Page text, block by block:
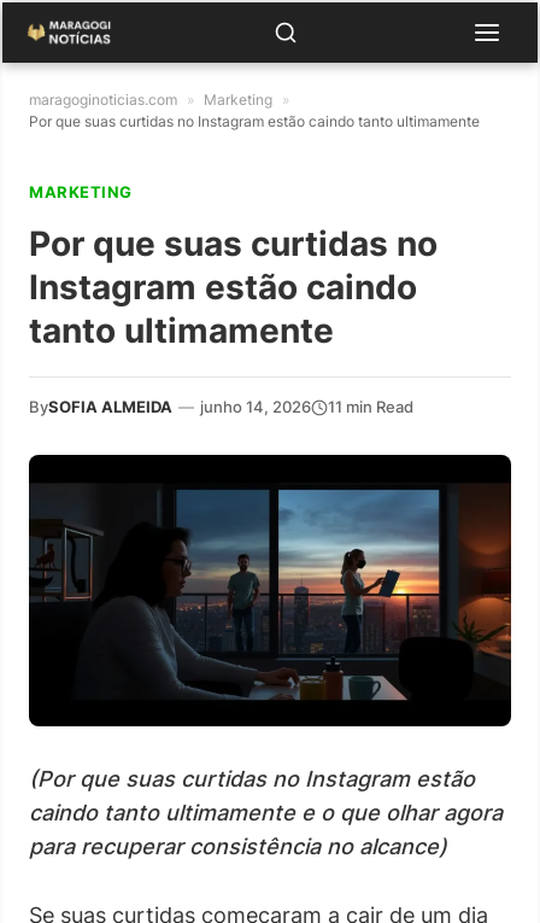
maragoginoticias.com » Marketing »
Por que suas curtidas no Instagram estão caindo tanto ultimamente
MARKETING
Por que suas curtidas no
Instagram estão caindo
tanto ultimamente
BySOFIA ALMEIDA — junho 14, 2026 11 min Read
(Por que suas curtidas no Instagram estão
caindo tanto ultimamente e o que olhar agora
para recuperar consistência no alcance)
Se suas curtidas começaram a cair de um dia